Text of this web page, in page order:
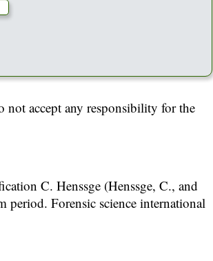
not accept any responsibility for the
C. Henssge (Henssge, C., and
period. Forensic science international